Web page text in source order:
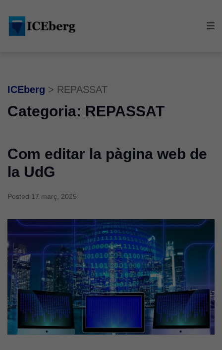
main
content
footer
ICEberg > REPASSAT
Categoria: REPASSAT
Com editar la pàgina web de
la UdG
Posted 17 març, 2025